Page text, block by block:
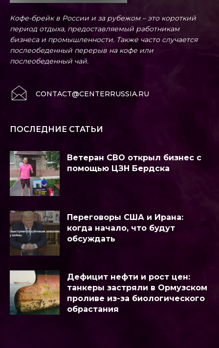
Кофе-брейк в России и за рубежом – это короткий
период отдыха, предоставляемый работникам
бизнеса и промышленности. Также часто случается
послеобеденный перерыв на кофе или
послеобеденный чай.
CONTACT@CENTERRUSSIA.RU
ПОСЛЕДНИЕ СТАТЬИ
Ветеран СВО открыл бизнес с
помощью ЦЗН Бердска
Переговоры США и Ирана:
когда начало, что будут
обсуждать
Дефицит нефти и рост цен:
танкеры застряли в Ормузском
проливе из-за биологического
обрастания